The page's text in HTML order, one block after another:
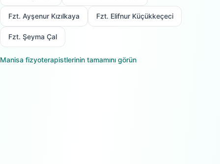
Fzt. Ayşenur Kızılkaya Fzt. Elifnur Küçükkeçeci
Fzt. Şeyma Çal
Manisa fizyoterapistlerinin tamamını görün